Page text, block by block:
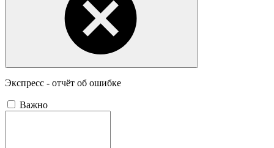
Экспресс - отчёт об ошибке
Важно